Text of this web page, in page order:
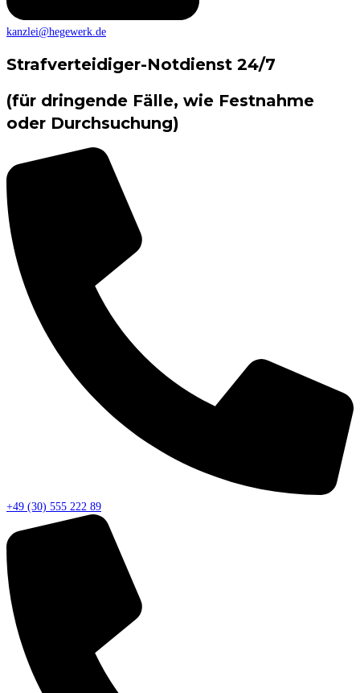
kanzlei@hegewerk.de
Strafverteidiger-Notdienst 24/7
(für dringende Fälle, wie Festnahme
oder Durchsuchung)
+49 (30) 555 222 89